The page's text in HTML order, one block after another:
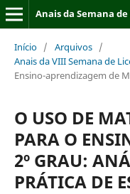
Anais da Semana
Início / Arquivos /
Anais da VIII Semana de
Ensino-aprendizagem de
O USO DE
PARA O
2º GRAU:
PRÁTICA DE